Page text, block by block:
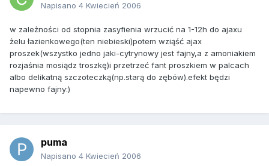
Napisano 4 Kwiecień 2006
w zależności od stopnia zasyfienia wrzucić na 1-12h do ajaxu
żelu łazienkowego(ten niebieski)potem wziąść ajax
proszek(wszystko jedno jaki-cytrynowy jest fajny,a z amoniakiem
rozjaśnia mosiądz troszkę)i przetrzeć fant proszkiem w palcach
albo delikatną szczoteczką(np.starą do zębów).efekt będzi
napewno fajny:)
puma
Napisano 4 Kwiecień 2006